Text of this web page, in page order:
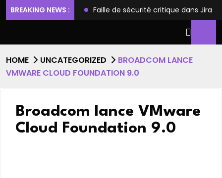
BREAKING NEWS :
et l’accès root Faille de sécurité critique dans Jira
HOME UNCATEGORIZED
BROADCOM LANCE
VMWARE CLOUD FOUNDATION 9.0
Broadcom lance VMware
Cloud Foundation 9.0